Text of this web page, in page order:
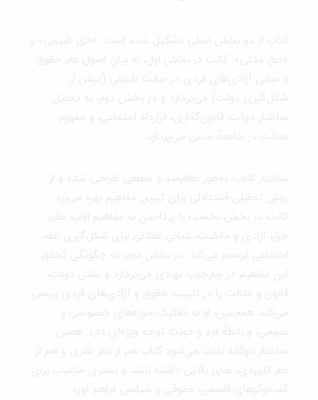
کتاب از دو بخش اصلی تشکیل شده است: «حق طبیعی» و
«حق مدنی». کانت در بخش اول، به بیان اصول عام حقوق
و مبانی آزادی‌های فردی در حالت طبیعی (پیش از
شکل‌گیری دولت) می‌پردازد و در بخش دوم، به تحلیل
ساختار دولت، قانون‌گذاری، قرارداد اجتماعی، و مفهوم
عدالت در جامعهٔ مدنی می‌پردازد.
ساختار کتاب، به‌طور نظام‌مند و منطقی طراحی شده و از
روش تحلیلی-استدلالی برای تبیین مفاهیم بهره می‌برد.
کانت در بخش نخست با پرداختن به مفاهیم اولیه نظیر
حق، آزادی و مالکیت، بنیانی عقلانی برای شکل‌گیری نظم
اجتماعی ترسیم می‌کند. در بخش دوم، به چگونگی تحقق
این مفاهیم در چارچوب نهادی می‌پردازد و نقش دولت،
قانون و عدالت را در تثبیت حقوق و آزادی‌های فردی بررسی
می‌کند. همچنین، او به تفکیک حوزه‌های خصوصی و
عمومی، و رابطهٔ فرد و دولت توجه ویژه‌ای دارد. همین
ساختار دوگانه باعث می‌شود کتاب هم از نظر نظری و هم از
نظر کاربردی، غنای بالایی داشته باشد و بستری مناسب برای
گفت‌وگوهای فلسفی، حقوقی و سیاسی فراهم آورد.